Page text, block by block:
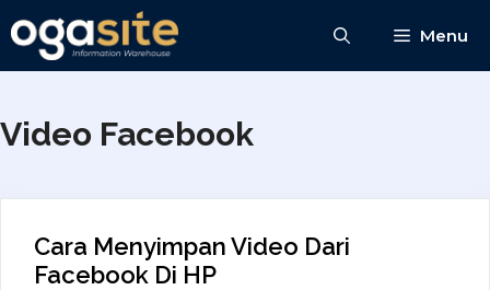
Skip
to
Menu
Video Facebook
Cara Menyimpan Video Dari
Facebook Di HP